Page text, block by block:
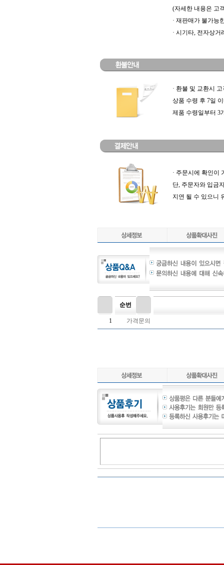
(자세한 내용은 고
· 재판매가 불가능
· 시기타, 전자상
· 환불 및 교환시
상품 수령 후 7일
제품 수령일부터 3
· 주문시에 확인이
단, 주문자와 입금
지연 될 수 있으니
순번
1 가격문의